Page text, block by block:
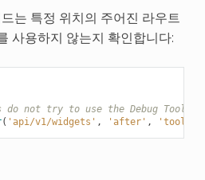
는 특정 위치의 주어진 라우트
사용하지 않는지 확인합니다:
not try to use the Debug Toolbar
( 'api/v1/widgets' , 'after' ,